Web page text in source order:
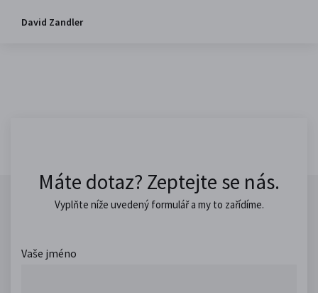
David Zandler
Máte dotaz? Zeptejte se nás.
Vyplňte níže uvedený formulář a my to zařídíme.
Vaše jméno